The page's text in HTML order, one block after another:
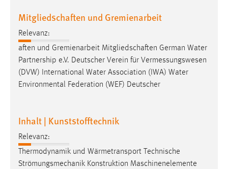
Mitgliedschaften und Gremienarbeit
Relevanz:
aften und Gremienarbeit Mitgliedschaften German Water
Partnership e.V. Deutscher Verein für Vermessungswesen
(DVW) International Water Association (IWA) Water
Environmental Federation (WEF) Deutscher
Inhalt | Kunststofftechnik
Relevanz:
Thermodynamik und Wärmetransport Technische
Strömungsmechanik Konstruktion Maschinenelemente